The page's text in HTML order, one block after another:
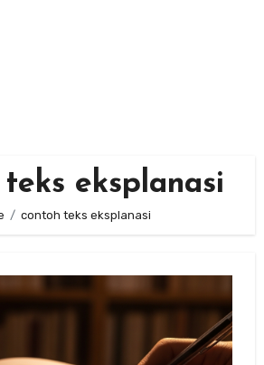
eksplanasi
contoh teks eksplanasi